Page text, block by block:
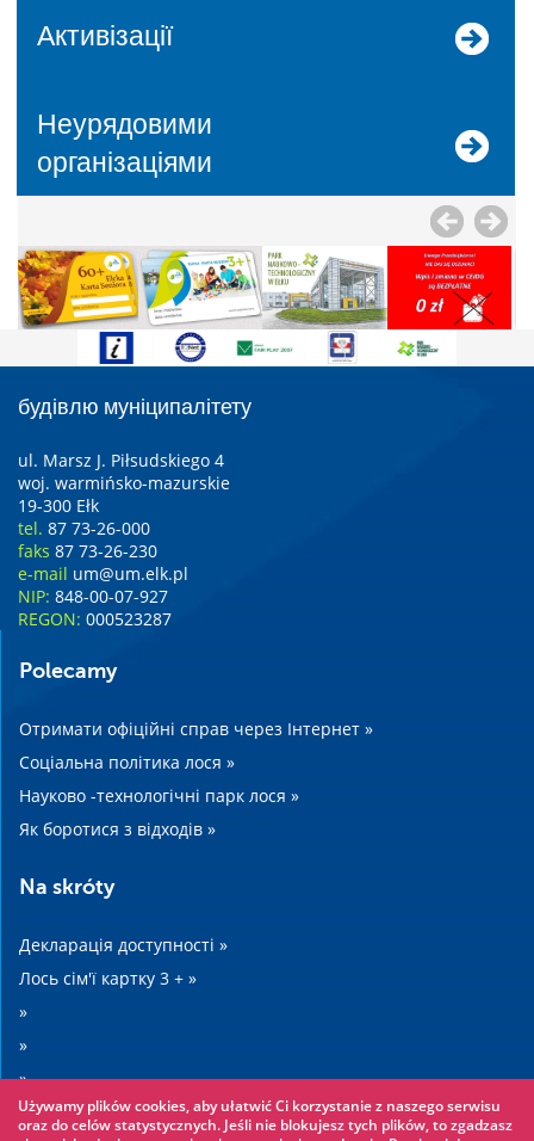
Активізації
Неурядовими
організаціями
будівлю муніципалітету
ul. Marsz J. Piłsudskiego 4
woj. warmińsko-mazurskie
19-300 Ełk
tel. 87 73-26-000
faks 87 73-26-230
e-mail um@um.elk.pl
NIP: 848-00-07-927
REGON: 000523287
Polecamy
Отримати офіційні справ через Інтернет »
Соціальна політика лося »
Науково -технологічні парк лося »
Як боротися з відходів »
Na skróty
Декларація доступності »
Лось сім'ї картку 3 + »
»
»
»
»
Używamy plików cookies, aby ułatwić Ci korzystanie z naszego serwisu
oraz do celów statystycznych. Jeśli nie blokujesz tych plików, to zgadzasz